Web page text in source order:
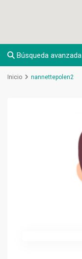
Búsqueda avanzada
Inicio nannettepolen2